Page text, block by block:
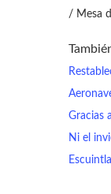
/ Mesa
Gracias
Ni el
Escuintla